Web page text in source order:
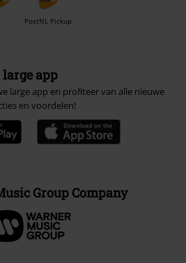
PostNL Pickup
large app
large app en profiteer van alle nieuwe
en voordelen!
Group Company